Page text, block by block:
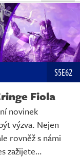
S5E62
Fiola
novinek
výzva. Nejen
rovněž s námi
zažijete…